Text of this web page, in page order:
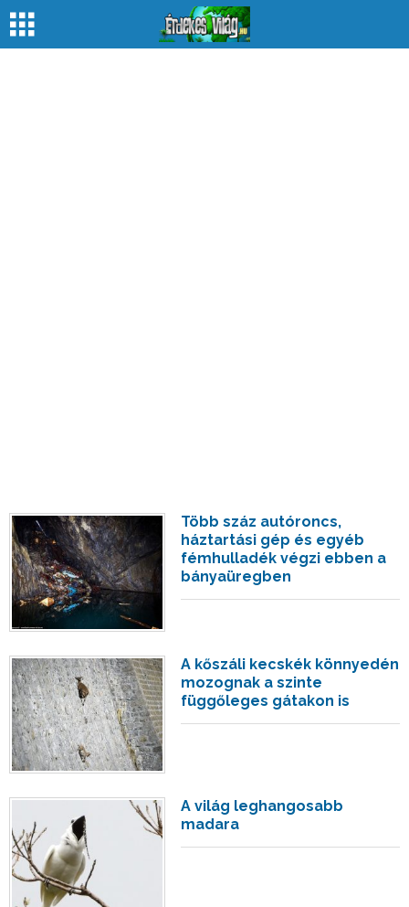
Több száz autóroncs,
háztartási gép és egyéb
fémhulladék végzi ebben a
bányaüregben
A kőszáli kecskék könnyedén
mozognak a szinte
függőleges gátakon is
A világ leghangosabb
madara